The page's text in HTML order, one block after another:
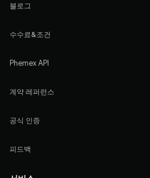
블로그
수수료&조건
Phemex API
계약 레퍼런스
공식 인증
피드백